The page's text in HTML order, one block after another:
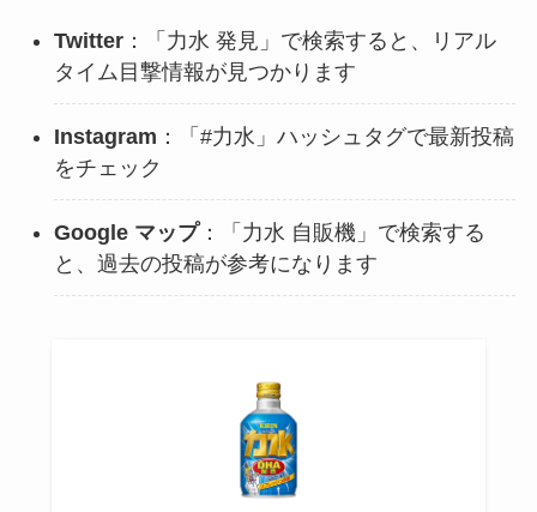
Twitter：「力水 発見」で検索すると、リアル
タイム目撃情報が見つかります
Instagram ：「#力水」ハッシュタグで最新投稿
をチェック
Google マップ：「力水 自販機」で検索する
と、過去の投稿が参考になります